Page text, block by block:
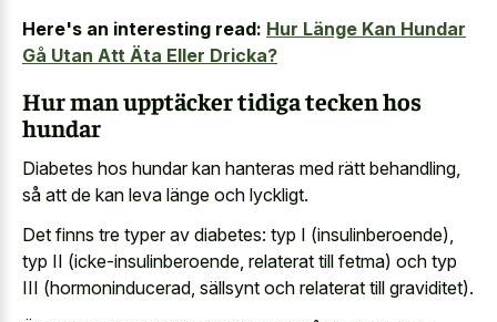
Here's an interesting read: Hur Länge Kan Hundar
Gå Utan Att Äta Eller Dricka?
Hur man upptäcker tidiga tecken hos
hundar
Diabetes hos hundar kan hanteras med rätt behandling,
så att de kan leva länge och lyckligt.
Det finns tre typer av diabetes: typ I (insulinberoende),
typ II (icke-insulinberoende, relaterat till fetma) och typ
III (hormoninducerad, sällsynt och relaterat till graviditet).